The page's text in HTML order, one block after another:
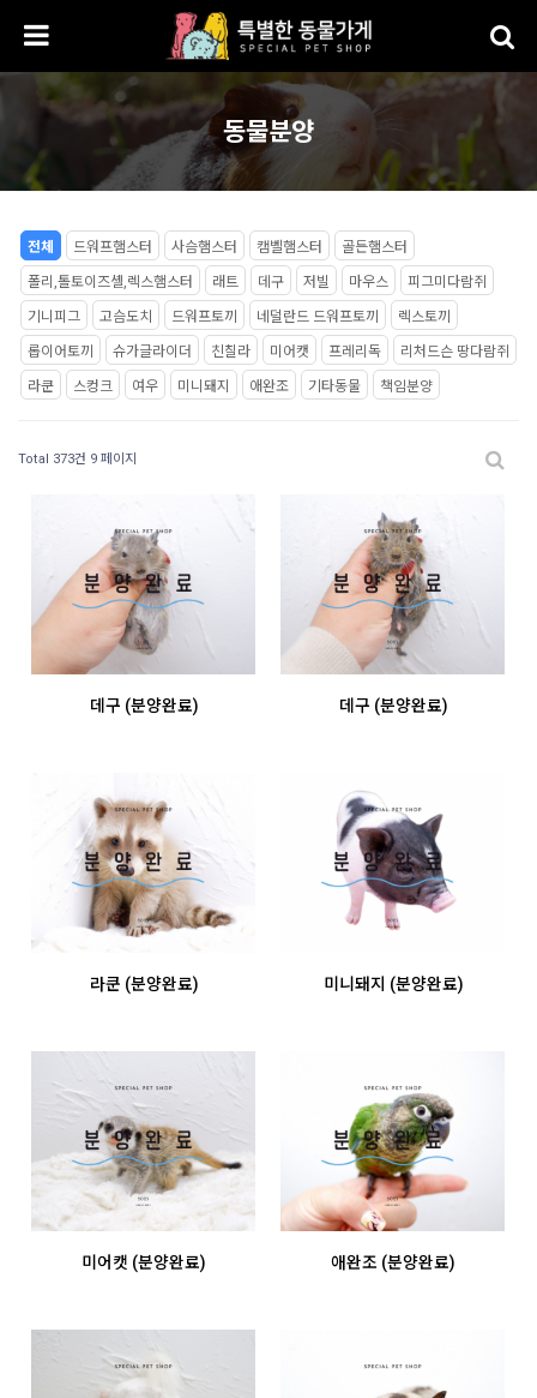
동물분양
전체 드워프햄스터 사슴햄스터 캠벨햄스터 골든햄스터
폴리,톨토이즈셸,렉스햄스터 래트 데구 저빌 마우스 피그미다람쥐
기니피그 고슴도치 드워프토끼 네덜란드 드워프토끼 렉스토끼
롭이어토끼 슈가글라이더 친칠라 미어캣 프레리독 리처드슨 땅다람쥐
라쿤 스컹크 여우 미니돼지 애완조 기타동물 책임분양
Total 373건 9 페이지
데구 (분양완료) 데구 (분양완료)
라쿤 (분양완료) 미니돼지 (분양완료)
미어캣 (분양완료) 애완조 (분양완료)